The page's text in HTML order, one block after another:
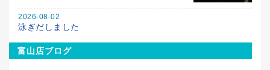
2026-08-02
泳ぎだしました
富山店ブログ